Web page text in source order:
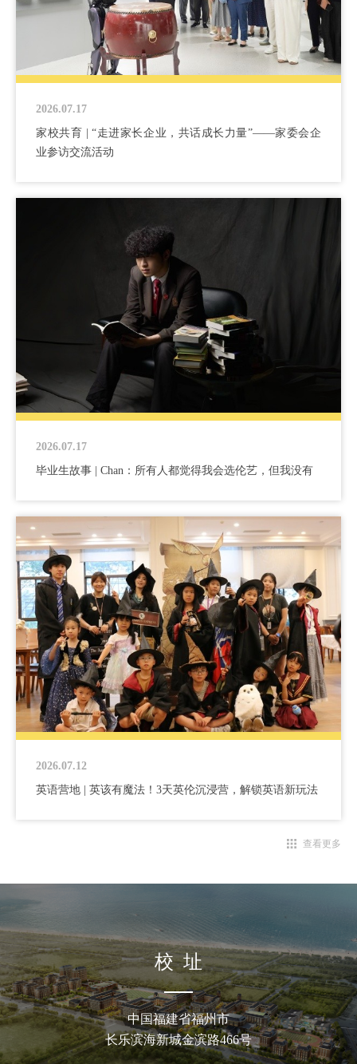
2026.07.17
家校共育 | “走进家长企业，共话成长力量”——家委会企
业参访交流活动
2026.07.17
毕业生故事 | Chan：所有人都觉得我会选伦艺，但我没有
2026.07.12
英语营地 | 英该有魔法！3天英伦沉浸营，解锁英语新玩法
查看更多
校 址
中国福建省福州市
长乐滨海新城金滨路466号